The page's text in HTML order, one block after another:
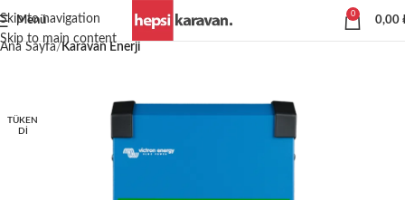
Skip to navigation
Skip to main content
Menü
0
0,00
Ana Sayfa Karavan Enerji
TÜKEN
DI